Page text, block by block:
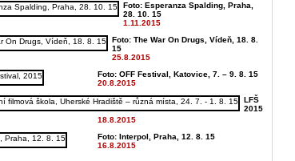
Foto: Esperanza Spalding, Praha,
28. 10. 15
1.11.2015
Foto: The War On Drugs, Vídeň, 18. 8.
15
25.8.2015
Foto: OFF Festival, Katovice, 7. – 9. 8. 15
20.8.2015
LFŠ
2015
18.8.2015
Foto: Interpol, Praha, 12. 8. 15
16.8.2015